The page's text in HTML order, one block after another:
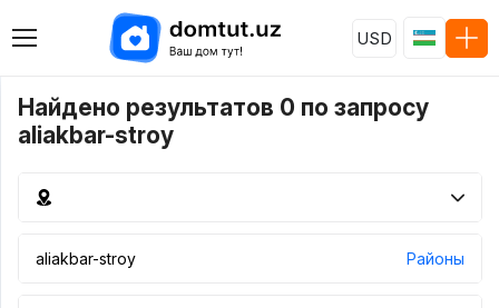
USD
Найдено результатов 0 по запросу
aliakbar-stroy
Районы